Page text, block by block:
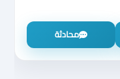
محادثة